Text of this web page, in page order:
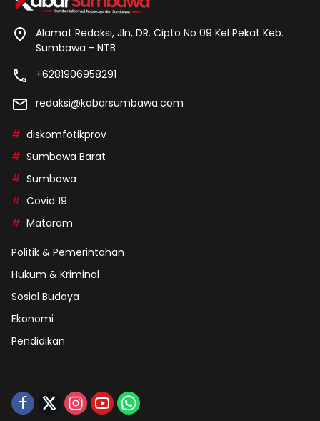
Alamat Redaksi, Jln, DR. Cipto No 09 Kel Pekat Keb.
Sumbawa - NTB
+6281906958291
redaksi@kabarsumbawa.com
diskomfotikprov
Sumbawa Barat
Sumbawa
Covid 19
Mataram
Politik & Pemerintahan
Hukum & Kriminal
Sosial Budaya
Ekonomi
Pendidikan